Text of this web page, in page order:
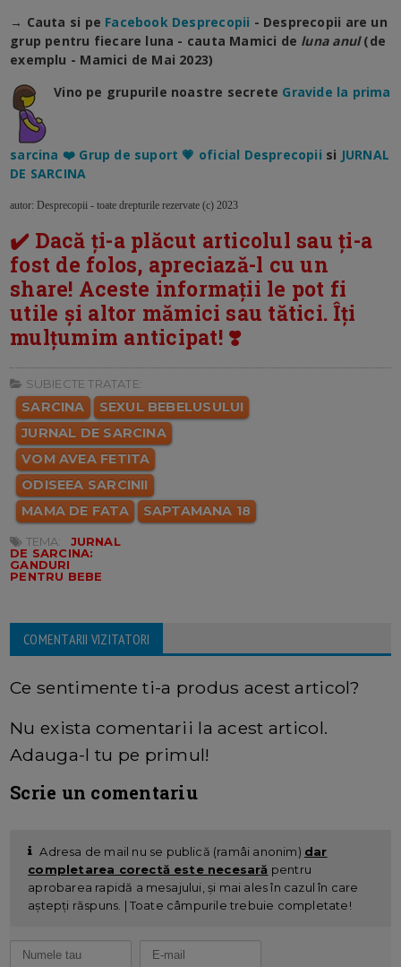
→ Cauta si pe Facebook Desprecopii - Desprecopii are un
grup pentru fiecare luna - cauta Mamici de luna anul (de
exemplu - Mamici de Mai 2023)
Vino pe grupurile noastre secrete Gravide la prima
sarcina ❤️ Grup de suport 💗 oficial Desprecopii si JURNAL
DE SARCINA
autor: Desprecopii - toate drepturile rezervate (c) 2023
✔️ Dacă ți-a plăcut articolul sau ți-a
fost de folos, apreciază-l cu un
share! Aceste informații le pot fi
utile și altor mămici sau tătici. Îți
mulțumim anticipat! ❣️
SUBIECTE TRATATE:
SARCINA
SEXUL BEBELUSULUI
JURNAL DE SARCINA
VOM AVEA FETITA
ODISEEA SARCINII
MAMA DE FATA
SAPTAMANA 18
TEMA:
JURNAL
DE SARCINA:
GANDURI
PENTRU BEBE
COMENTARII VIZITATORI
Ce sentimente ti-a produs acest articol?
Nu exista comentarii la acest articol.
Adauga-l tu pe primul!
Scrie un comentariu
Adresa de mail nu se publică (ramâi anonim) dar
completarea corectă este necesară pentru
aprobarea rapidă a mesajului, și mai ales în cazul în care
aștepți răspuns. | Toate câmpurile trebuie completate!